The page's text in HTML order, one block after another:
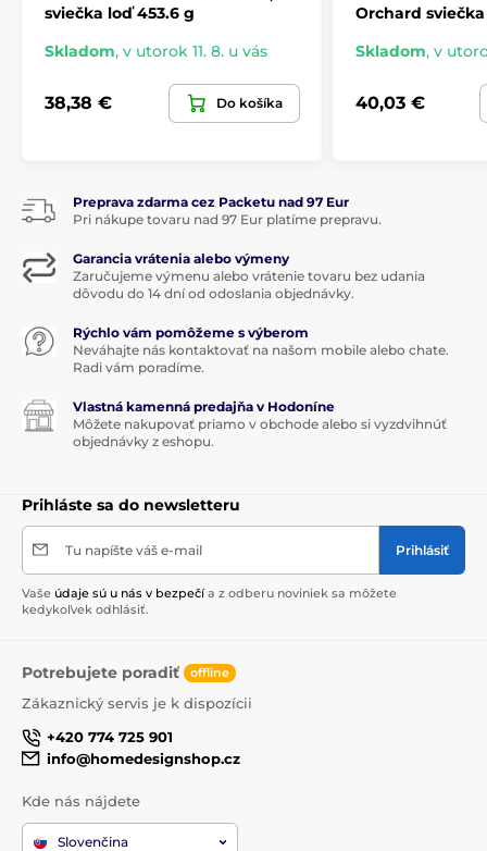
sviečka loď 453.6 g
Skladom, v utorok 11. 8. u vás
38,38 € Do košíka
Orchard
Skladom, v
40,03 €
Preprava zdarma cez Packetu nad 97 Eur
Pri nákupe tovaru nad 97 Eur platíme prepravu.
Garancia vrátenia alebo výmeny
Zaručujeme výmenu alebo vrátenie tovaru bez udania
dôvodu do 14 dní od odoslania objednávky.
Rýchlo vám pomôžeme s výberom
Neváhajte nás kontaktovať na našom mobile alebo chate.
Radi vám poradíme.
Vlastná kamenná predajňa v Hodoníne
Môžete nakupovať priamo v obchode alebo si vyzdvihnúť
objednávky z eshopu.
Prihláste sa do newsletteru
Tu napíšte váš e-mail Prihlásiť
Vaše údaje sú u nás v bezpečí a z odberu noviniek sa môžete
kedykoľvek odhlásiť.
Potrebujete poradiť offline
Zákaznický servis je k dispozícii
+420 774 725 901
info@homedesignshop.cz
Kde nás nájdete
Slovenčina